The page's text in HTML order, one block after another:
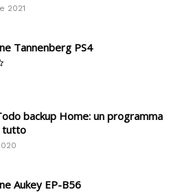
2021
Tannenberg PS4
backup Home: un programma
tutto
Aukey EP-B56